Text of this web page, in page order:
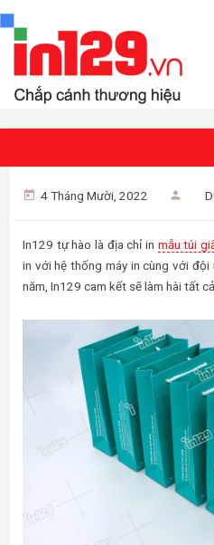
MẪU TÚI GIẤY PHÒNG KHÁM
4 Tháng Mười, 2022
In129 tự hào là địa chỉ in mẫu túi
in với hệ thống máy in cùng với
năm, In129 cam kết sẽ làm hài tất